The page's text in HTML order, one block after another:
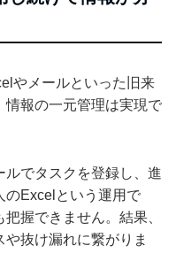
やメールといった旧来
情報の一元管理は実現で
ルでタスクを登録し、進
のExcelという運用で
握できません。結果、
抜け漏れに繋がりま